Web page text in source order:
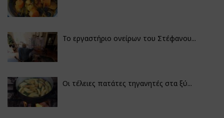
Το εργαστήριο ονείρων του Στέφανου...
Οι τέλειες πατάτες τηγανητές στα ξύ...